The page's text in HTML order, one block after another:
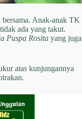
Anak-anak TK
ada yang takut.
Puspa Rosita yang juga
atas kunjungannya